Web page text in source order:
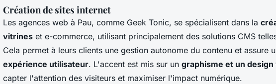
Création de sites internet
Les agences web à Pau, comme Geek Tonic, se spécialisent dans la
vitrines et e-commerce, utilisant principalement des solutions CMS
Cela permet à leurs clients une gestion autonome du contenu et assure
expérience utilisateur. L'accent est mis sur un graphisme et un
capter l'attention des visiteurs et maximiser l'impact numérique.